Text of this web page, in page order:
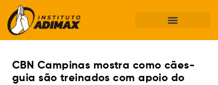
CBN Campinas mostra como cães-
guia são treinados com apoio do